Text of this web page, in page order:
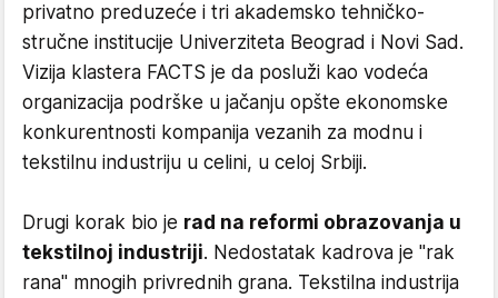
privatno preduzeće i tri akademsko tehničko-
stručne institucije Univerziteta Beograd i Novi Sad.
Vizija klastera FACTS je da posluži kao vodeća
organizacija podrške u jačanju opšte ekonomske
konkurentnosti kompanija vezanih za modnu i
tekstilnu industriju u celini, u celoj Srbiji.
Drugi korak bio je rad na reformi obrazovanja u
tekstilnoj industriji. Nedostatak kadrova je "rak
rana" mnogih privrednih grana. Tekstilna industrija